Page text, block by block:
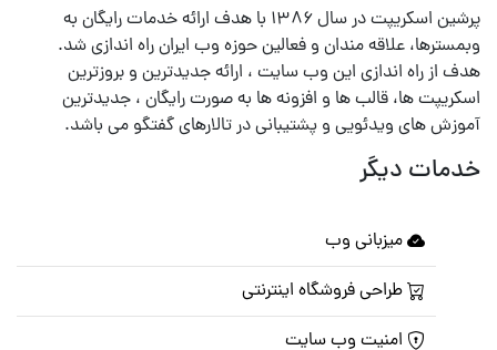
پرشین اسکریپت در سال ۱۳۸۶ با هدف ارائه خدمات رایگان به
وبمسترها، علاقه مندان و فعالین حوزه وب ایران راه اندازی شد.
هدف از راه اندازی این وب سایت ، ارائه جدیدترین و بروزترین
اسکریپت ها، قالب ها و افزونه ها به صورت رایگان ، جدیدترین
آموزش های ویدئویی و پشتیبانی در تالارهای گفتگو می باشد.
خدمات دیگر
میزبانی وب
طراحی فروشگاه اینترنتی
امنیت وب سایت